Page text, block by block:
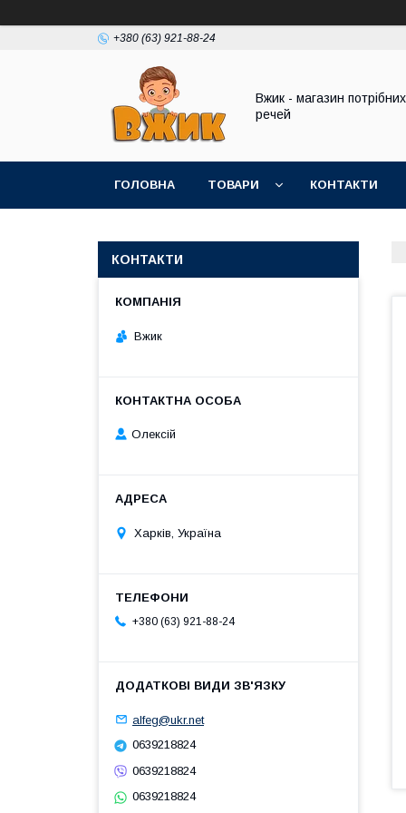
+380 (63) 921-88-24
Вжик - магазин потрiбних
речей
ГОЛОВНА ТОВАРИ КОНТАКТИ
КОНТАКТИ
Вжик
Олексій
Харків, Україна
+380 (63) 921-88-24
alfeg@ukr.net
0639218824
0639218824
0639218824